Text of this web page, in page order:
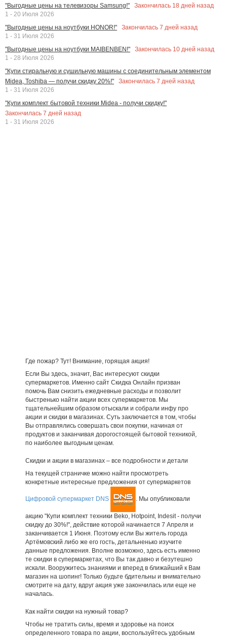
"Выгодные цены на телевизоры Samsung!"
Закончилась 18 дней назад
1 - 20 Июля 2026
"Выгодные цены на ноутбуки HONOR!"
Закончилась 7 дней назад
1 - 31 Июля 2026
"Выгодные цены на ноутбуки MAIBENBEN!"
Закончилась 10 дней назад
1 - 28 Июля 2026
"Купи стиральную и сушильную машины с соединительным элементом
Midea, Toshiba — получи скидку 20%!"
Закончилась 7 дней назад
1 - 31 Июля 2026
"Купи комплект бытовой техники Midea - получи скидку!"
Закончилась 7 дней назад
1 - 31 Июля 2026
Где пожар? Тут! Внимание, горящая акция!
Если Вы здесь, значит, Вас интересуют скидки
супермаркетов. Именно сайт Скидка Онлайн призван
помочь Вам снизить ежедневные расходы и позволит
быстренько найти акции всех супермаркетов. Мы
тщательнейшим образом отыскали и собрали инфу про
акции и скидки в магазинах. Суть заключается в том, чтобы
Вы отправлялись совершать свои покупки, начиная от
продуктов и заканчивая дорогостоящей бытовой техникой,
по наиболее выгодным ценам.
Скидки и акции в магазинах – все подробности и детали
На текущей страничке можно найти просмотреть
конкретные интересные предложения от супермаркетов
Цифровой супермаркет DNS . Мы опубликовали
акцию "Купи комплект техники Beko, Hotpoint, Indesit - получи
скидку до 30%!", действие которой начинается 7 Апреля и
заканчивается 1 Июня. Поэтому если Вы житель города
Артёмовский либо же его гость, детальненько изучите
данные предложения. Вполне возможно, здесь есть именно
те скидки в супермаркетах, что Вы так давно и безутешно
искали. Вооружитесь знаниями и вперед в ближайший к Вам
магазин на шопинг! Только будьте бдительны и внимательно
смотрите на дату, вдруг акция уже закончилась или еще не
началась.
Как найти скидки на нужный товар?
Чтобы не тратить силы, время и здоровье на поиск
определенного товара по акции, воспользуйтесь удобным